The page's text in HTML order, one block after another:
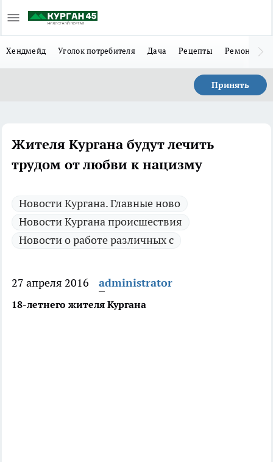
Хендмейд Уголок потребителя Дача Рецепты Ремонт
Принять
Жителя Кургана будут лечить
трудом от любви к нацизму
Новости Кургана. Главные ново
Новости Кургана происшествия
Новости о работе различных с
27 апреля 2016 administrator
18-летнего жителя Кургана